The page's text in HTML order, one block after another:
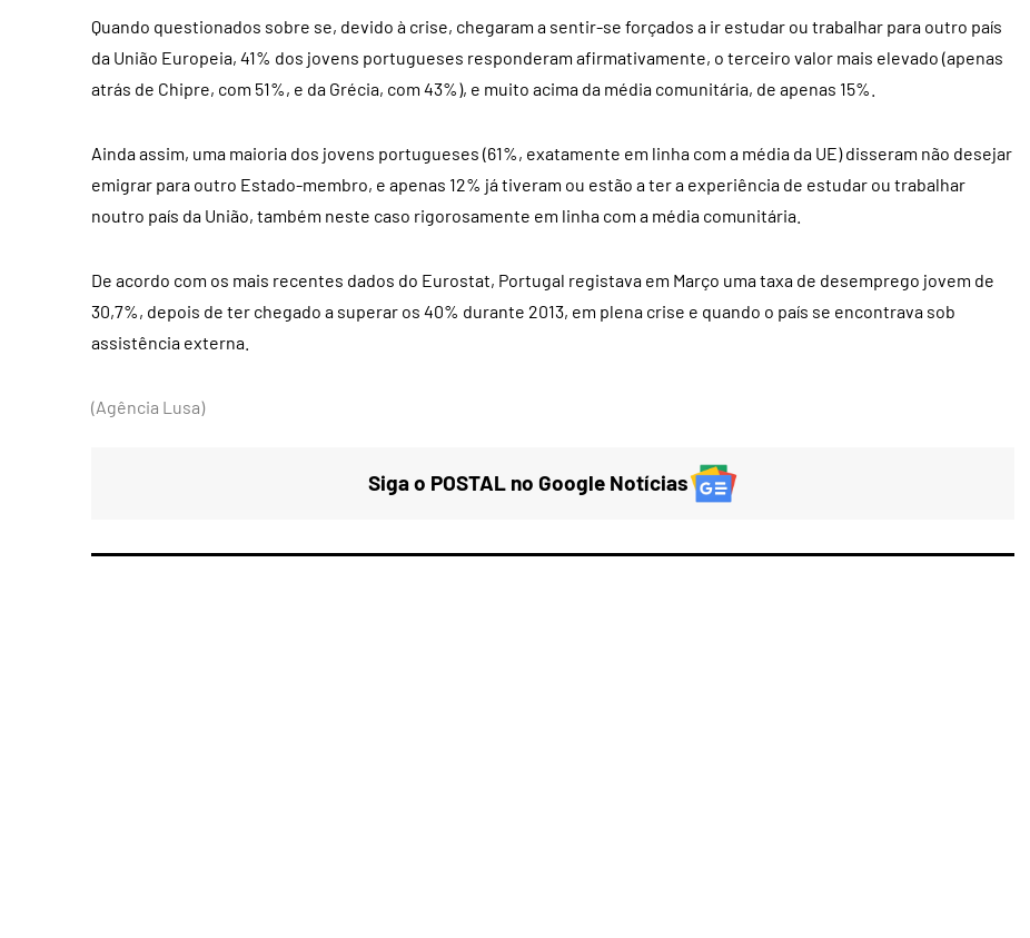
Quando questionados sobre se, devido à crise, chegaram a sentir-se forçados a ir estudar ou trabalhar para outro país
da União Europeia, 41% dos jovens portugueses responderam afirmativamente, o terceiro valor mais elevado (apenas
atrás de Chipre, com 51%, e da Grécia, com 43%), e muito acima da média comunitária, de apenas 15%.
Ainda assim, uma maioria dos jovens portugueses (61%, exatamente em linha com a média da UE) disseram não desejar
emigrar para outro Estado-membro, e apenas 12% já tiveram ou estão a ter a experiência de estudar ou trabalhar
noutro país da União, também neste caso rigorosamente em linha com a média comunitária.
De acordo com os mais recentes dados do Eurostat, Portugal registava em Março uma taxa de desemprego jovem de
30,7%, depois de ter chegado a superar os 40% durante 2013, em plena crise e quando o país se encontrava sob
assistência externa.
(Agência Lusa)
Siga o POSTAL no Google Notícias